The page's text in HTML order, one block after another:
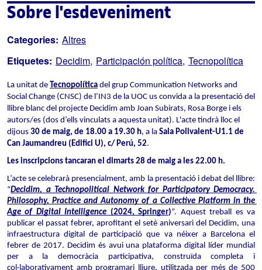
Sobre l'esdeveniment
Categories: Altres
Etiquetes: Decidim Participación política Tecnopolítica
La unitat de Tecnopolítica del grup Communication Networks and
Social Change (CNSC) de l’IN3 de la UOC us convida a la presentació del
llibre blanc del projecte Decidim amb Joan Subirats, Rosa Borge i els
autors/es (dos d’ells vinculats a aquesta unitat). L'acte tindrà lloc el
dijous 30 de maig, de 18.00 a 19.30 h, a la Sala Polivalent-U1.1 de
Can Jaumandreu (Edifici U), c/ Perú, 52.
Les inscripcions tancaran el dimarts 28 de maig a les 22.00 h.
L’acte se celebrarà presencialment, amb la presentació i debat del llibre:
“Decidim, a Technopolitical Network for Participatory Democracy.
Philosophy, Practice and Autonomy of a Collective Platform in the
Age of Digital Intelligence (2024, Springer)”. Aquest treball es va
publicar el passat febrer, aprofitant el setè aniversari del Decidim, una
infraestructura digital de participació que va néixer a Barcelona el
febrer de 2017. Decidim és avui una plataforma digital líder mundial
per a la democràcia participativa, construïda completa i
col·laborativament amb programari lliure, utilitzada per més de 500